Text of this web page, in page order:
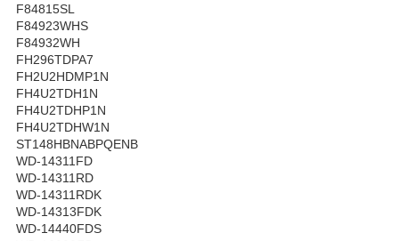
F84815SL
F84923WHS
F84932WH
FH296TDPA7
FH2U2HDMP1N
FH4U2TDH1N
FH4U2TDHP1N
FH4U2TDHW1N
ST148HBNABPQENB
WD-14311FD
WD-14311RD
WD-14311RDK
WD-14313FDK
WD-14440FDS